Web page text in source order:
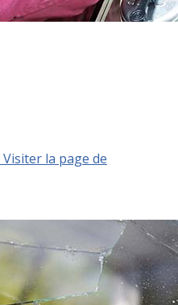
Visiter la page de